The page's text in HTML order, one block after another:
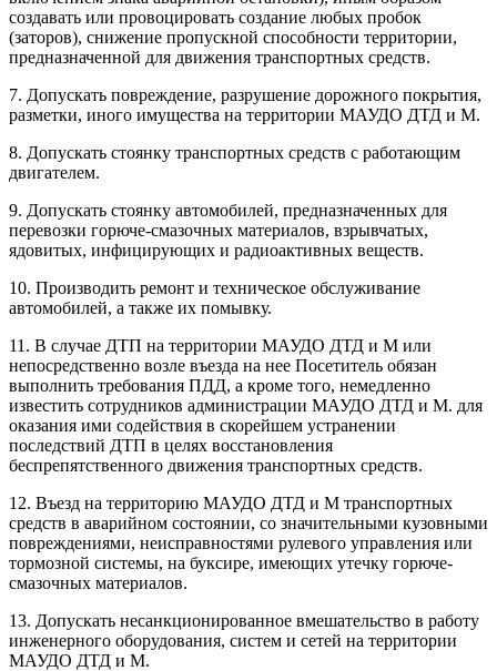
создавать или провоцировать создание любых пробок
(заторов), снижение пропускной способности территории,
предназначенной для движения транспортных средств.
7. Допускать повреждение, разрушение дорожного покрытия,
разметки, иного имущества на территории МАУДО ДТД и М.
8. Допускать стоянку транспортных средств с работающим
двигателем.
9. Допускать стоянку автомобилей, предназначенных для
перевозки горюче-смазочных материалов, взрывчатых,
ядовитых, инфицирующих и радиоактивных веществ.
10. Производить ремонт и техническое обслуживание
автомобилей, а также их помывку.
11. В случае ДТП на территории МАУДО ДТД и М или
непосредственно возле въезда на нее Посетитель обязан
выполнить требования ПДД, а кроме того, немедленно
известить сотрудников администрации МАУДО ДТД и М. для
оказания ими содействия в скорейшем устранении
последствий ДТП в целях восстановления
беспрепятственного движения транспортных средств.
12. Въезд на территорию МАУДО ДТД и М транспортных
средств в аварийном состоянии, со значительными кузовными
повреждениями, неисправностями рулевого управления или
тормозной системы, на буксире, имеющих утечку горюче-
смазочных материалов.
13. Допускать несанкционированное вмешательство в работу
инженерного оборудования, систем и сетей на территории
МАУДО ДТД и М.